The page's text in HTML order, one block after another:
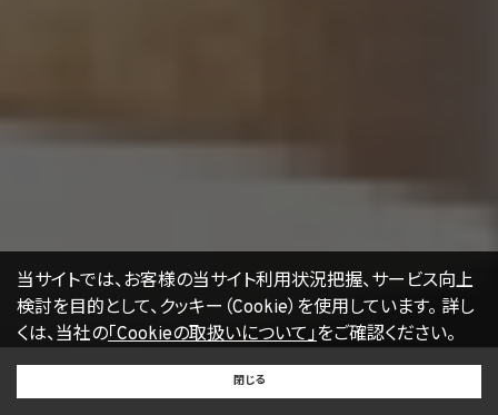
売りたい
当サイトでは、お客様の当サイト利用状況把握、サービス向上
検討を目的として、クッキー（Cookie）を使用しています。 詳し
くは、当社の「Cookieの取扱いについて」をご確認ください。
閉じる